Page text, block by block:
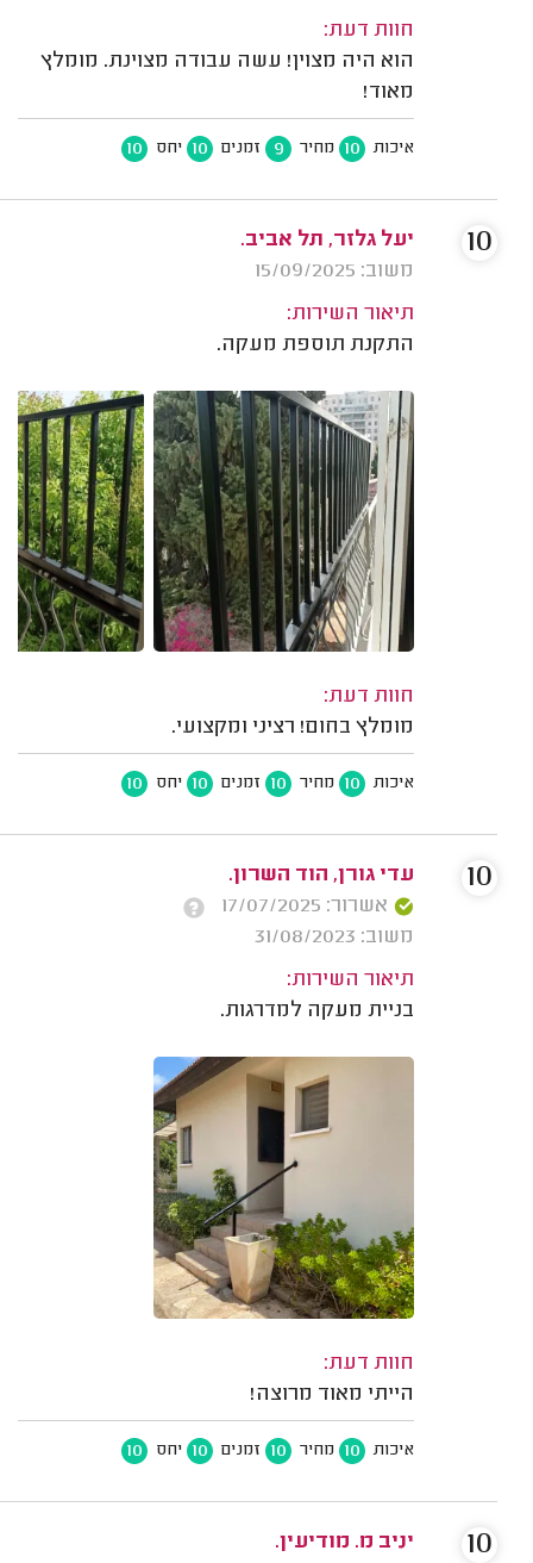
חוות דעת:
הוא היה מצוין! עשה עבודה מצוינת. מומלץ
מאוד!
איכות 10 מחיר 9 זמנים 10 יחס 10
יעל גלזר, תל אביב.
משוב: 15/09/2025
תיאור השירות:
התקנת תוספת מעקה.
חוות דעת:
מומלץ בחום! רציני ומקצועי.
איכות 10 מחיר 10 זמנים 10 יחס 10
10
עדי גורן, הוד השרון.
אשרור: 17/07/2025
משוב: 31/08/2023
תיאור השירות:
בניית מעקה למדרגות.
חוות דעת:
הייתי מאוד מרוצה!
איכות 10 מחיר 10 זמנים 10 יחס 10
10
יניב מ. מודיעין.
10